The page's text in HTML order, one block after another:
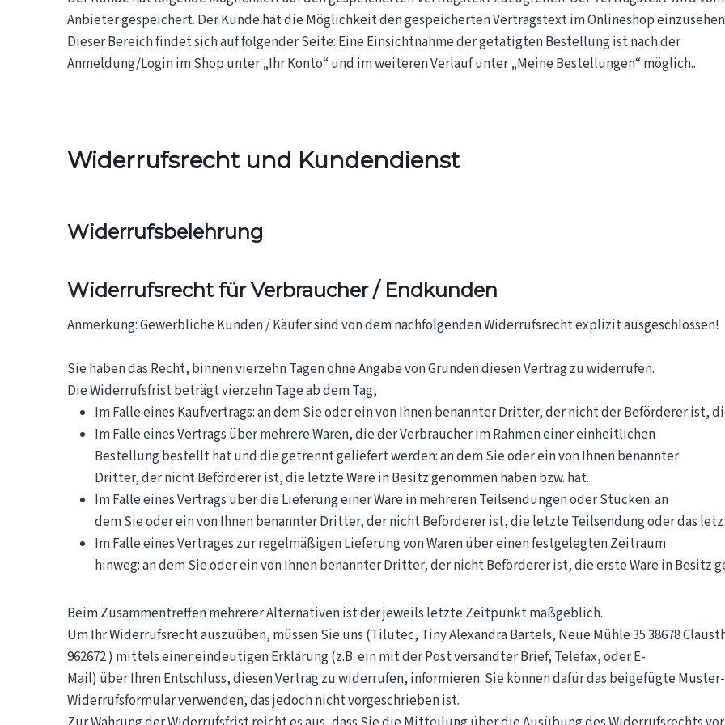
Anbieter gespeichert. Der Kunde hat die Möglichkeit den gespeicherten Vertragstext im Onlineshop
Dieser Bereich findet sich auf folgender Seite: Eine Einsichtnahme der getätigten Bestellung ist nach der
Anmeldung/Login im Shop unter „Ihr Konto“ und im weiteren Verlauf unter „Meine Bestellungen“ möglich..
Widerrufsrecht und Kundendienst
Widerrufsbelehrung
Widerrufsrecht für Verbraucher / Endkunden
Anmerkung: Gewerbliche Kunden / Käufer sind von dem nachfolgenden Widerrufsrecht explizit ausgeschlossen!
Sie haben das Recht, binnen vierzehn Tagen ohne Angabe von Gründen diesen Vertrag zu widerrufen.
Die Widerrufsfrist beträgt vierzehn Tage ab dem Tag,
Im Falle eines Kaufvertrags: an dem Sie oder ein von Ihnen benannter Dritter, der nicht der Beförderer ist,
Im Falle eines Vertrags über mehrere Waren, die der Verbraucher im Rahmen einer einheitlichen
Bestellung bestellt hat und die getrennt geliefert werden: an dem Sie oder ein von Ihnen benannter
Dritter, der nicht Beförderer ist, die letzte Ware in Besitz genommen haben bzw. hat.
Im Falle eines Vertrags über die Lieferung einer Ware in mehreren Teilsendungen oder Stücken: an
dem Sie oder ein von Ihnen benannter Dritter, der nicht Beförderer ist, die letzte Teilsendung oder das
Im Falle eines Vertrages zur regelmäßigen Lieferung von Waren über einen festgelegten Zeitraum
hinweg: an dem Sie oder ein von Ihnen benannter Dritter, der nicht Beförderer ist, die erste Ware in Besitz
Beim Zusammentreffen mehrerer Alternativen ist der jeweils letzte Zeitpunkt maßgeblich.
Um Ihr Widerrufsrecht auszuüben, müssen Sie uns (Tilutec, Tiny Alexandra Bartels, Neue Mühle 3­5 38678
962672 ) mittels einer eindeutigen Erklärung (z.B. ein mit der Post versandter Brief, Telefax, oder E­
Mail) über Ihren Entschluss, diesen Vertrag zu widerrufen, informieren. Sie können dafür das beigefügte Muster­
Widerrufsformular verwenden, das jedoch nicht vorgeschrieben ist.